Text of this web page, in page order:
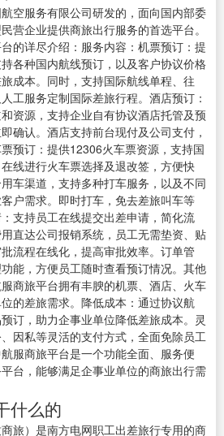
空服务有限公司研发的，面向国内部委
营企业提供商旅出行服务的首选平台。
的详尽介绍：服务内容：机票预订：提
各种国内航线预订，以及客户协议价格
成本。同时，支持国际航线单程、往
工服务定制国际差旅行程。酒店预订：
资源，支持企业自有协议酒店托管及预
确认。酒店支持前台现付及公司支付，
预订：提供12306火车票资源，支持国
线进行火车票选择及退改签，方便快
车渠道，支持多种打车服务，以及不同
户需求。即时打车，免去差旅叫车等
支持员工在线提交出差申请，简化流
直达公司报销系统，员工无需垫资、贴
流程在线化，提高审批效率。订单管
能，方便员工随时查看预订情况。其他
商旅平台拥有丰腴的机票、酒店、火车
的差旅需求。降低成本：通过协议航
订，助力企事业单位降低差旅成本。灵
因私等灵活的支付方式，全面免除员工
服商旅平台是一个功能全面、服务便
台，能够满足企事业单位的商旅出行需
什么的
旅）是南方电网职工出差旅行专用的商